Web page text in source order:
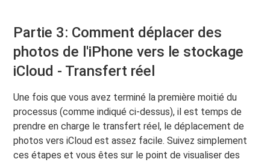
Partie 3: Comment déplacer des
photos de l'iPhone vers le stockage
iCloud - Transfert réel
Une fois que vous avez terminé la première moitié du
processus (comme indiqué ci-dessus), il est temps de
prendre en charge le transfert réel, le déplacement de
photos vers iCloud est assez facile. Suivez simplement
ces étapes et vous êtes sur le point de visualiser des